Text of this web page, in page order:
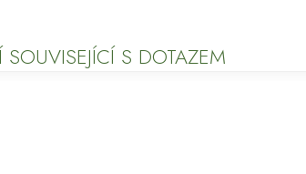
SOUVISEJÍCÍ S DOTAZEM